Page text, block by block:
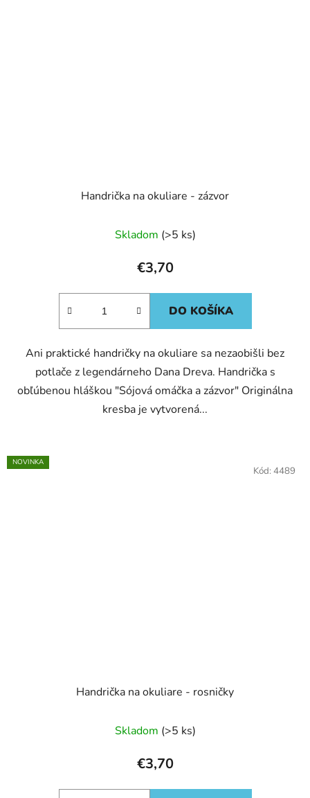
Handrička na okuliare - zázvor
Skladom (>5 ks)
€3,70
DO KOŠÍKA
Ani praktické handričky na okuliare sa nezaobišli bez
potlače z legendárneho Dana Dreva. Handrička s
obľúbenou hláškou "Sójová omáčka a zázvor" Originálna
kresba je vytvorená...
NOVINKA
Handrička na okuliare - rosničky
Skladom (>5 ks)
€3,70
Kód: 4489